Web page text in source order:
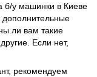
б/у машинки в Киеве
дополнительные
ли вам такие
Если нет,
рекомендуем